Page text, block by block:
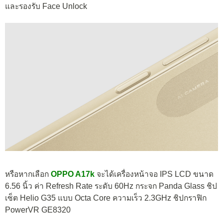
และรองรับ Face Unlock
หรือหากเลือก OPPO A17k จะได้เครื่องหน้าจอ IPS LCD ขนาด
6.56 นิ้ว ค่า Refresh Rate ระดับ 60Hz กระจก Panda Glass ชิป
เซ็ต Helio G35 แบบ Octa Core ความเร็ว 2.3GHz ชิปกราฟิก
PowerVR GE8320